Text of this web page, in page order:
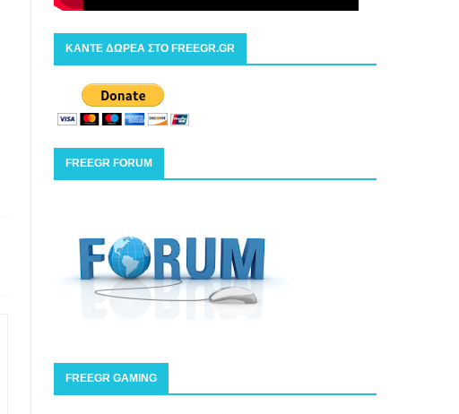
ΚΑΝΤΕ ΔΩΡΕΑ ΣΤΟ FREEGR.GR
FREEGR FORUM
FREEGR GAMING